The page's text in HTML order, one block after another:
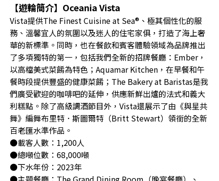
【遊輪簡介】Oceania Vista
Vista提供The Finest Cuisine at Sea®、極其個性化的服
務、溫馨宜人的氛圍以及迷人的住宅家俱，打造了海上奢
華的新標準。同時，也在餐飲和賓客體驗領域為品牌推出
了多項獨特的第一，包括我們全新的招牌餐廳：Ember，
以高檔美式菜餚為特色；Aquamar Kitchen，在早餐和午
餐時段提供豐盛的健康菜餚；The Bakery at Baristas是我
們廣受歡迎的咖啡吧的延伸，供應新鮮出爐的法式和義大
利糕點。除了高級調酒節目外，Vista還展示了由《與星共
舞》編舞布里特．斯圖爾特（Britt Stewart）領銜的全新
百老匯水準作品。
●載客人數：1,200人
●總噸位數：68,000噸
●下水年份：2023年